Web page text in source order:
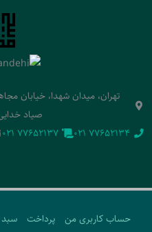
تهران، میدان شهدا، خیابان
صیاد
‭021 77652134‬
‭021 77652137‬
حساب کاربری من پرداخت